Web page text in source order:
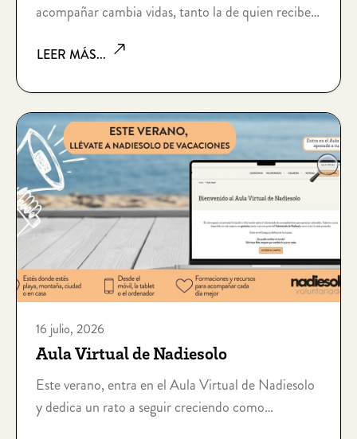
acompañar cambia vidas, tanto la de quien recibe
posible!
LEER MÁS...
16 julio, 2026
Aula Virtual de Nadiesolo
Este verano, entra en el Aula Virtual de Nadiesolo
y dedica un rato a seguir creciendo como